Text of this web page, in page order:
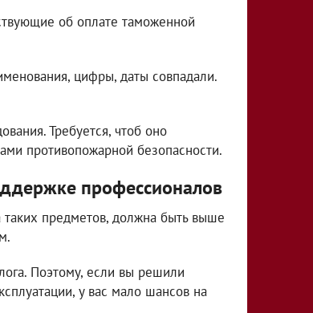
об оплате таможенной
цифры, даты совпадали.
Требуется, чтоб оно
противопожарной безопасности.
профессионалов
таких предметов, должна быть выше
Поэтому, если вы решили
у вас мало шансов на